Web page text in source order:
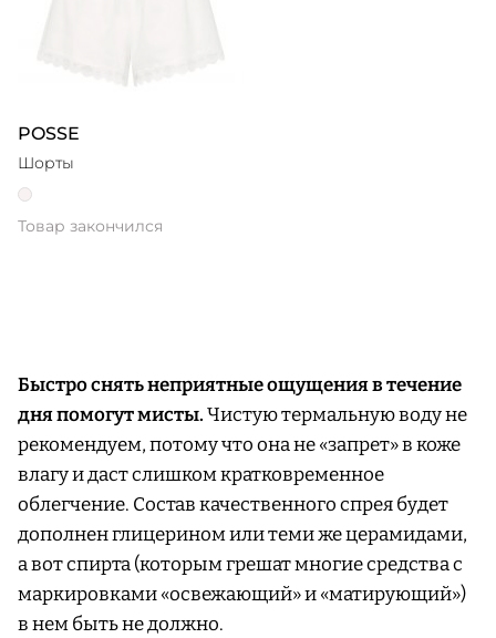
POSSE
Шорты
Товар закончился
Быстро снять неприятные ощущения в течение
дня помогут мисты.Чистую термальную воду не
рекомендуем, потому что она не «запрет» в коже
влагу и даст слишком кратковременное
облегчение. Состав качественного спрея будет
дополнен глицерином или теми же церамидами,
а вот спирта (которым грешат многие средства с
маркировками «освежающий» и «матирующий»)
в нем быть не должно.